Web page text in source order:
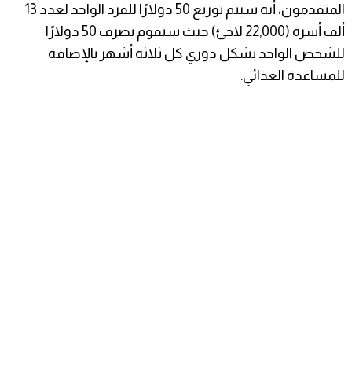
المتقدمون، أنه سيتم توزيع 50 دولارًا للفرد الواحد لعدد 13
ألف أسرة (22,000 لاجئ) حيث ستقوم بصرف 50 دولارًا
للشخص الواحد بشكل دوري كل ثلاثة أشهر بالإضافة
للمساعدة الغذائي.